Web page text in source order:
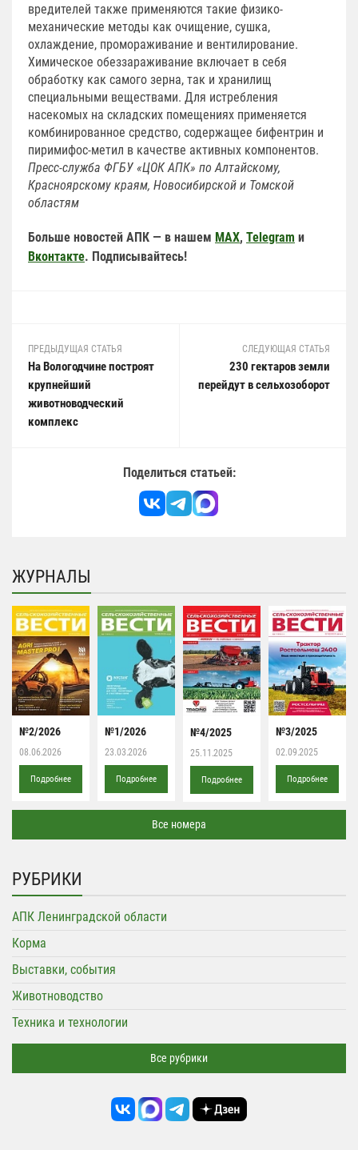
вредителей также применяются такие физико-
механические методы как очищение, сушка,
охлаждение, промораживание и вентилирование.
Химическое обеззараживание включает в себя
обработку как самого зерна, так и хранилищ
специальными веществами. Для истребления
насекомых на складских помещениях применяется
комбинированное средство, содержащее бифентрин и
пиримифос-метил в качестве активных компонентов.
Пресс-служба ФГБУ «ЦОК АПК» по Алтайскому,
Красноярскому краям, Новосибирской и Томской
областям
Больше новостей АПК — в нашем MAX, Telegram и
Вконтакте. Подписывайтесь!
ПРЕДЫДУЩАЯ СТАТЬЯ
На Вологодчине построят
крупнейший
животноводческий
комплекс
СЛЕДУЮЩАЯ СТАТЬЯ
230 гектаров земли
перейдут в сельхозоборот
Поделиться статьей:
ЖУРНАЛЫ
№2/2026
08.06.2026
Подробнее
№1/2026
23.03.2026
Подробнее
№4/2025
25.11.2025
Подробнее
№3/2025
02.09.2025
Подробнее
Все номера
РУБРИКИ
АПК Ленинградской области
Корма
Выставки, события
Животноводство
Техника и технологии
Все рубрики